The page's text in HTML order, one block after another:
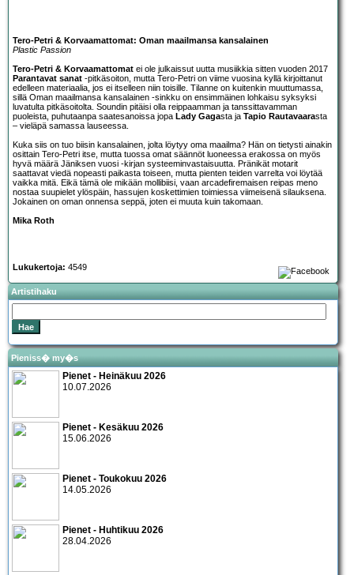
Tero-Petri & Korvaamattomat: Oman maailmansa kansalainen
Plastic Passion
Tero-Petri & Korvaamattomat ei ole julkaissut uutta musiikkia sitten vuoden 2017
Parantavat sanat -pitkäsoiton, mutta Tero-Petri on viime vuosina kyllä kirjoittanut
edelleen materiaalia, jos ei itselleen niin toisille. Tilanne on kuitenkin muuttumassa,
sillä Oman maailmansa kansalainen -sinkku on ensimmäinen lohkaisu syksyksi
luvatulta pitkäsoitolta. Soundin pitäisi olla reippaamman ja tanssittavamman
puoleista, puhutaanpa saatesanoissa jopa Lady Gagasta ja Tapio Rautavaarasta
– vieläpä samassa lauseessa.
Kuka siis on tuo biisin kansalainen, jolta löytyy oma maailma? Hän on tietysti ainakin
osittain Tero-Petri itse, mutta tuossa omat säännöt luoneessa erakossa on myös
hyvä määrä Jäniksen vuosi -kirjan systeeminvastaisuutta. Pränikät motarit
saattavat viedä nopeasti paikasta toiseen, mutta pienten teiden varrelta voi löytää
vaikka mitä. Eikä tämä ole mikään mollibiisi, vaan arcadefiremaisen reipas meno
nostaa suupielet ylöspäin, hassujen koskettimien toimiessa viimeisenä silauksena.
Jokainen on oman onnensa seppä, joten ei muuta kuin takomaan.
Mika Roth
Lukukertoja: 4549
Artistihaku
Pieniss� my�s
Pienet - Heinäkuu 2026
10.07.2026
Pienet - Kesäkuu 2026
15.06.2026
Pienet - Toukokuu 2026
14.05.2026
Pienet - Huhtikuu 2026
28.04.2026